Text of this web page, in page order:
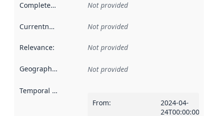
Completeness Not provided
Currentness Not provided
Relevance: Not provided
Geographical scope Not provided
Temporal scope
From:
2024-04-
24T00:00:00Z